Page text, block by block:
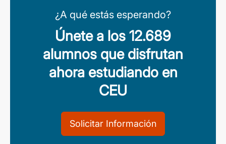
¿A qué estás esperando?
Únete a los 12.689
alumnos que disfrutan
ahora estudiando en
CEU
Solicitar Información